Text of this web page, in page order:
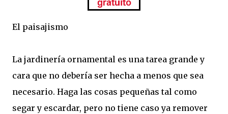
El paisajismo
La jardinería ornamental es una tarea grande y
cara que no debería ser hecha a menos que sea
necesario. Haga las cosas pequeñas tal como
segar y escardar, pero no tiene caso ya remover